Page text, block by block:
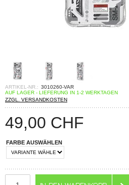
ARTIKEL-NR.: 3010260-VAR
AUF LAGER - LIEFERUNG IN 1-2 WERKTAGEN
ZZGL. VERSANDKOSTEN
49,00 CHF
FARBE AUSWÄHLEN